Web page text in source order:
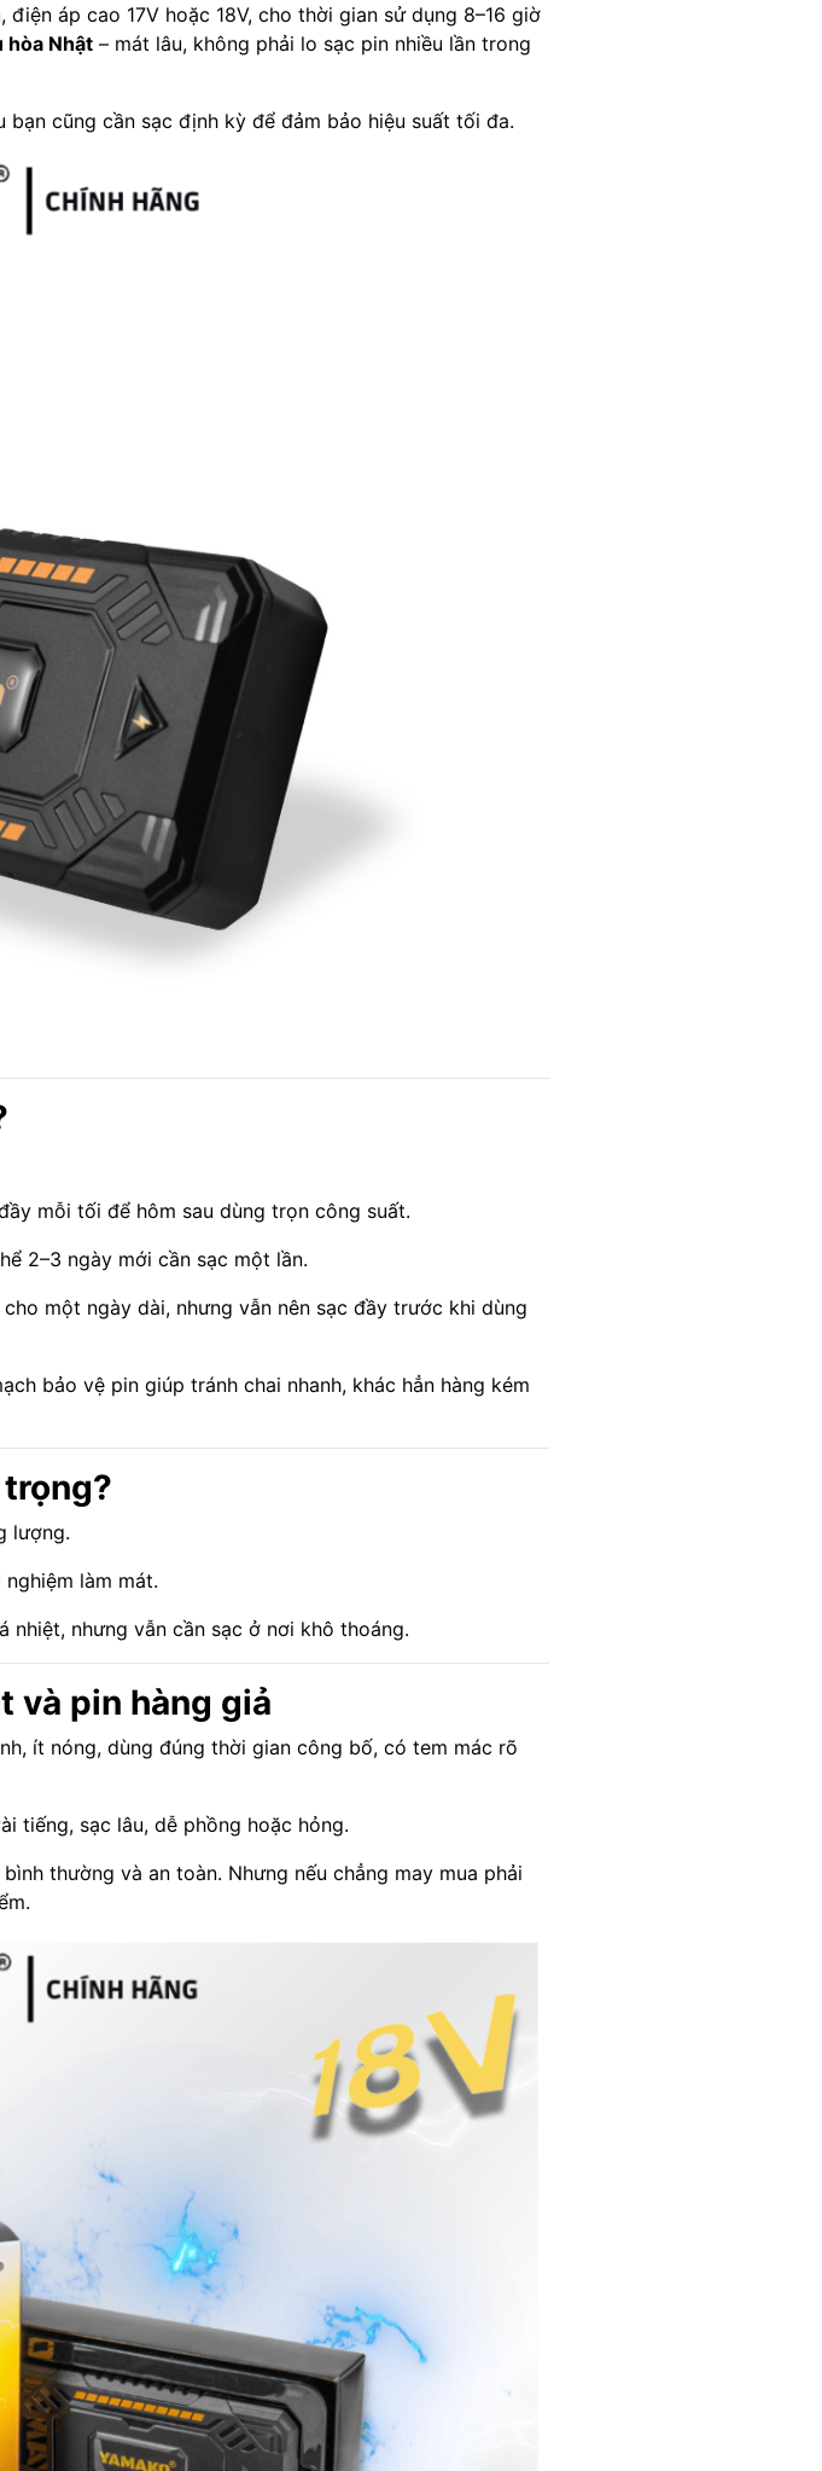
, điện áp cao 17V hoặc 18V, cho thời gian sử dụng 8–16 giờ
hòa Nhật– mát lâu, không phải lo sạc pin nhiều lần trong
bạn cũng cần sạc định kỳ để đảm bảo hiệu suất tối đa.
mỗi tối để hôm sau dùng trọn công suất.
2–3 ngày mới cần sạc một lần.
một ngày dài, nhưng vẫn nên sạc đầy trước khi dùng
bảo vệ pin giúp tránh chai nhanh, khác hẳn hàng kém
lượng.
làm mát.
nhiệt, nhưng vẫn cần sạc ở nơi khô thoáng.
và pin hàng giả
ít nóng, dùng đúng thời gian công bố, có tem mác rõ
tiếng, sạc lâu, dễ phồng hoặc hỏng.
thường và an toàn. Nhưng nếu chẳng may mua phải